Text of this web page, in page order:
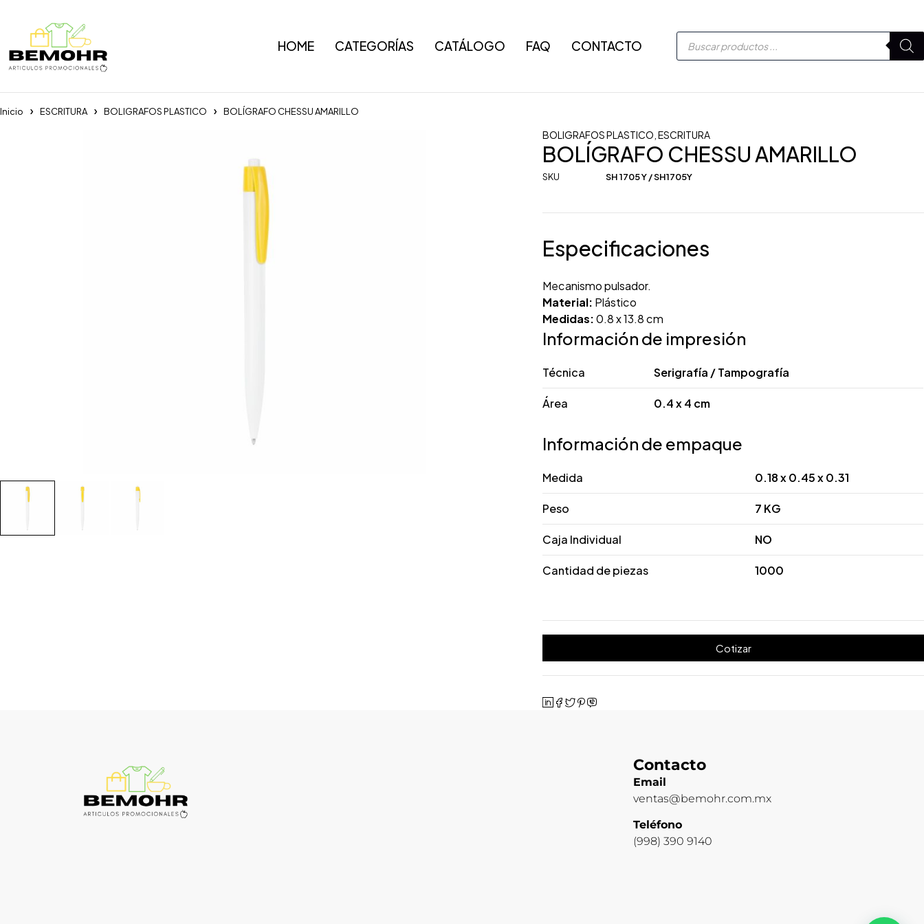
HOME CATEGORÍAS CATÁLOGO FAQ CONTACTO
Inicio ESCRITURA BOLIGRAFOS PLASTICO BOLÍGRAFO CHESSU AMARILLO
BOLIGRAFOS PLASTICO ,ESCRITURA
BOLÍGRAFO CHESSU AMARILLO
SKU SH 1705 Y / SH1705Y
Especificaciones
Mecanismo pulsador.
Material: Plástico
Medidas:0.8 x 13.8 cm
Información de impresión
Técnica Serigrafía / Tampografía
Área 0.4 x 4 cm
Información de empaque
Medida 0.18 x 0.45 x 0.31
Peso 7 KG
Caja Individual NO
Cantidad de piezas 1000
Cotizar
Contacto
Email
ventas@bemohr.com.mx
Teléfono
(998) 390 9140